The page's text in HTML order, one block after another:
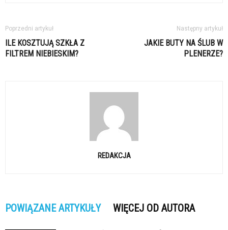
Poprzedni artykuł
ILE KOSZTUJĄ SZKŁA Z
FILTREM NIEBIESKIM?
Następny artykuł
JAKIE BUTY NA ŚLUB W
PLENERZE?
REDAKCJA
POWIĄZANE ARTYKUŁY WIĘCEJ OD AUTORA